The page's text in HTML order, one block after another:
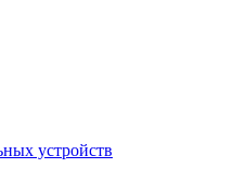
устройств